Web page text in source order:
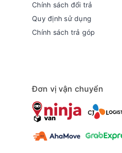
tăng độ mượt hiển thị
HLG cùng Motion Booster
Chính sách đổi trả
Quy định sử dụng
Chính sách trả góp
Đơn vị vận chuyển